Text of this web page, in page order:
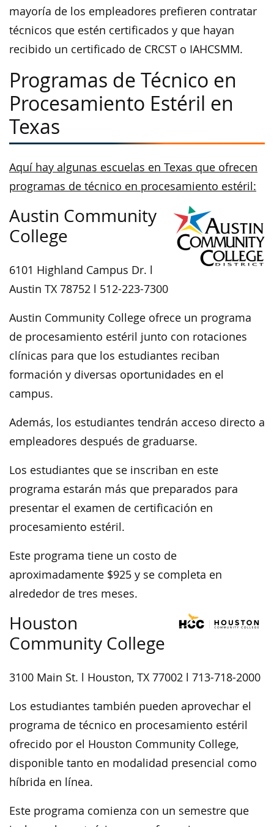
mayoría de los empleadores prefieren contratar
técnicos que estén certificados y que hayan
recibido un certificado de CRCST o IAHCSMM.
Programas de Técnico en
Procesamiento Estéril en
Texas
Aquí hay algunas escuelas en Texas que ofrecen
programas de técnico en procesamiento estéril:
Austin Community
College
6101 Highland Campus Dr. l
Austin TX 78752 l 512-223-7300
Austin Community College ofrece un programa
de procesamiento estéril junto con rotaciones
clínicas para que los estudiantes reciban
formación y diversas oportunidades en el
campus.
Además, los estudiantes tendrán acceso directo a
empleadores después de graduarse.
Los estudiantes que se inscriban en este
programa estarán más que preparados para
presentar el examen de certificación en
procesamiento estéril.
Este programa tiene un costo de
aproximadamente $925 y se completa en
alrededor de tres meses.
Houston
Community College
3100 Main St. l Houston, TX 77002 l 713-718-2000
Los estudiantes también pueden aprovechar el
programa de técnico en procesamiento estéril
ofrecido por el Houston Community College,
disponible tanto en modalidad presencial como
híbrida en línea.
Este programa comienza con un semestre que